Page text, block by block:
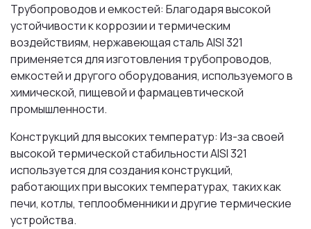
Трубопроводов и емкостей: Благодаря высокой
устойчивости к коррозии и термическим
воздействиям, нержавеющая сталь AISI 321
применяется для изготовления трубопроводов,
емкостей и другого оборудования, используемого в
химической, пищевой и фармацевтической
промышленности.
Конструкций для высоких температур: Из-за своей
высокой термической стабильности AISI 321
используется для создания конструкций,
работающих при высоких температурах, таких как
печи, котлы, теплообменники и другие термические
устройства.